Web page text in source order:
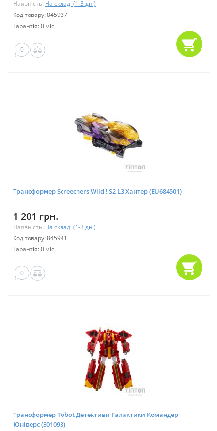
Наявність: На складі (1-3 дні)
Код товару: 845937
Гарантія: 0 міс.
0
Трансформер Screechers Wild ! S2 L3 Хантер (EU684501)
1 201 грн.
Наявність: На складі (1-3 дні)
Код товару: 845941
Гарантія: 0 міс.
0
Трансформер Tobot Детективи Галактики Командер
Юніверс (301093)